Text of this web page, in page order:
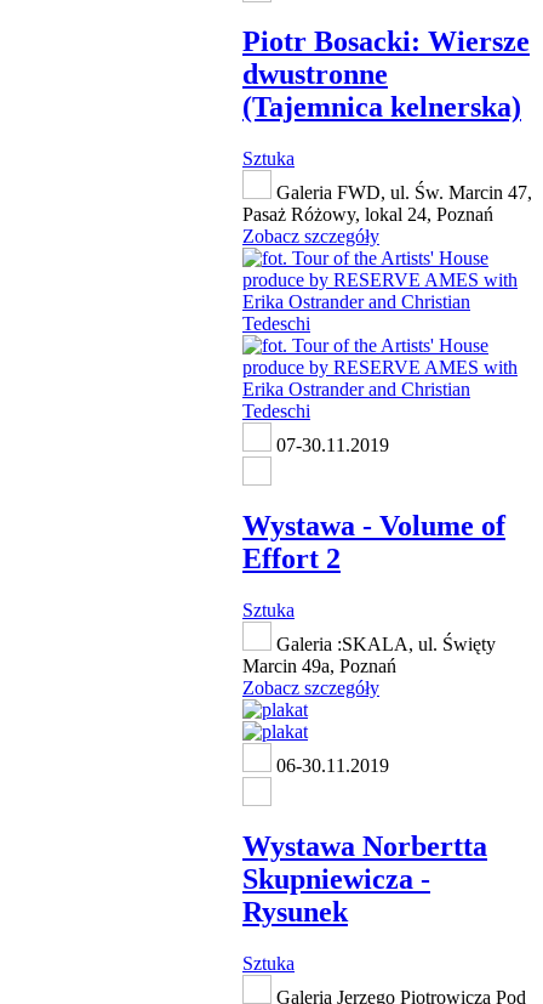
Piotr Bosacki: Wiersze
dwustronne
(Tajemnica kelnerska)
Sztuka
Galeria FWD, ul. Św. Marcin 47,
Pasaż Różowy, lokal 24, Poznań
Zobacz szczegóły
07-30.11.2019
Wystawa - Volume of
Effort 2
Sztuka
Galeria :SKALA, ul. Święty
Marcin 49a, Poznań
Zobacz szczegóły
06-30.11.2019
Wystawa Norbertta
Skupniewicza -
Rysunek
Sztuka
Galeria Jerzego Piotrowicza Pod